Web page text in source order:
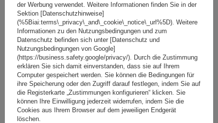
G3 Airflow 60.230 Dachträger für traditionelle und
integrierte Aluminiumschienen
154,99 €inkl. MwSt
Große Menge verfügbar Wir versenden schon am11. August
In den
der Werbung verwendet. Weitere Informationen finden Sie in der
Sektion [Datenschutzhinweise]
(%5Biai:terms\_privacy\_and\_cookie\_notice\_url%5D). Weitere
Informationen zu den Nutzungsbedingungen und zum
Datenschutz befinden sich unter [Datenschutz und
Nutzungsbedingungen von Google]
(https://business.safety.google/privacy/). Durch die Zustimmung
erklären Sie sich damit einverstanden, dass sie auf Ihrem
Computer gespeichert werden. Sie können die Bedingungen für
ihre Speicherung oder den Zugriff darauf festlegen, indem Sie auf
die Registerkarte „Zustimmungen konfigurieren“ klicken. Sie
können Ihre Einwilligung jederzeit widerrufen, indem Sie die
Cookies aus Ihrem Browser auf dem jeweiligen Endgerät
löschen.